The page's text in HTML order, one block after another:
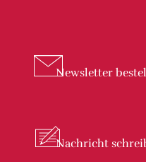
Newsletter
Nachricht